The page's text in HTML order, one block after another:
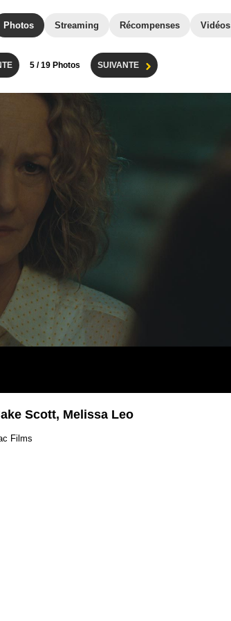
Photos Streaming Récompenses Vidéos
5 / 19 Photos SUIVANTE
Scott, Melissa Leo
Films